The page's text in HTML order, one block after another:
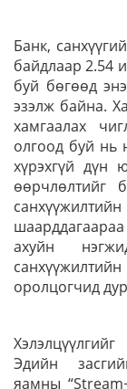
Банк,
байдлаар 2.54
буй бөгөөд
эзэлж байна.
хамгаалах
олгоод буй нь
хүрэхгүй
өөрчлөлтийг
ахуйн
оролцогчид
Эдийн
яамны